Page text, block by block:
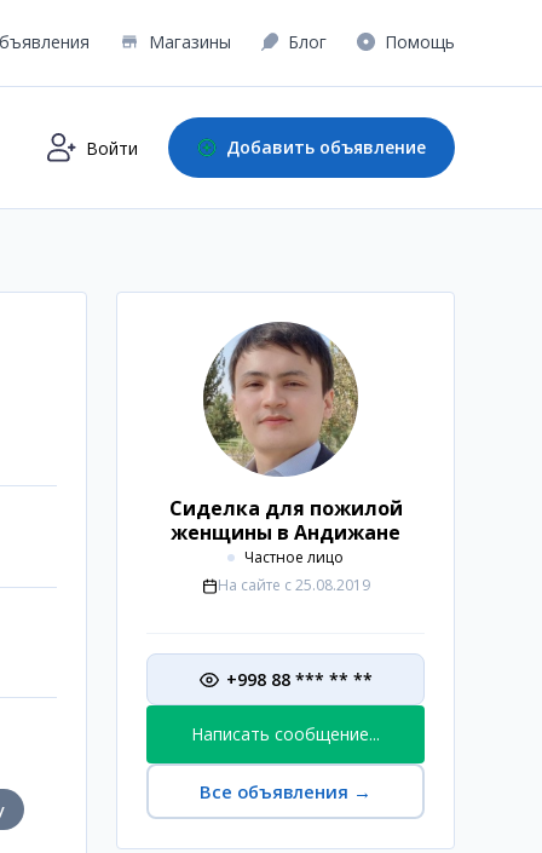
Магазины Блог Помощь
Войти Добавить объявление
Сиделка для пожилой
женщины в Андижане
Частное лицо
На сайте с 25.08.2019
+998 88 *** ** **
Написать сообщение...
Все объявления →